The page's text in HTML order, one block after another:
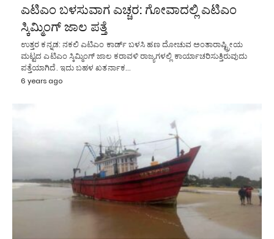
ಎಟಿಎಂ ಬಳಸುವಾಗ ಎಚ್ಚರ: ಗೋವಾದಲ್ಲಿ ಎಟಿಎಂ
ಸ್ಕಿಮ್ಮಿಂಗ್ ಜಾಲ ಪತ್ತೆ
ಉತ್ತರ ಕನ್ನಡ: ನಕಲಿ ಎಟಿಎಂ ಕಾರ್ಡ್ ಬಳಸಿ ಹಣ ದೋಚುವ ಅಂತಾರಾಷ್ಟ್ರೀಯ
ಮಟ್ಟದ ಎಟಿಎಂ ಸ್ಕಿಮ್ಮಿಂಗ್ ಜಾಲ ಕರಾವಳಿ ರಾಜ್ಯಗಳಲ್ಲಿ ಕಾರ್ಯಾಚರಿಸುತ್ತಿರುವುದು
ಪತ್ತೆಯಾಗಿದೆ. ಇದು ಬಹಳ ಖತರ್ನಾಕ…
6 years ago